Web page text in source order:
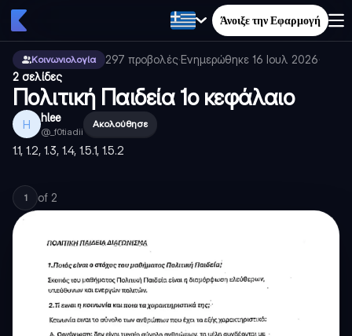
Άνοιξε την Εφαρμογή
Κοινωνιολογία 297 προβολές·Ενημερώθηκε 16 Ιουλ 2026·
2 σελίδες
Πολιτική Παιδεία 1ο κεφάλαιο
H hlee
@ _f0tiadii
Ακολούθησε
1.1, 1.2, 1.3, 1.4, 1.5.1, 1.5.2
1 of 2